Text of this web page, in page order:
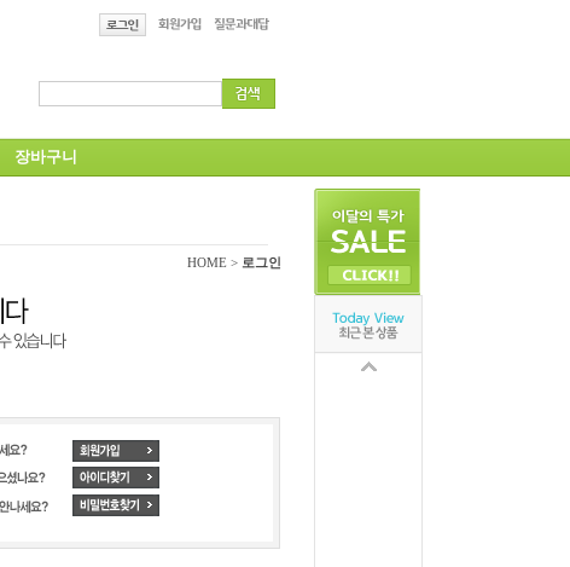
장바구니
HOME > 로그인